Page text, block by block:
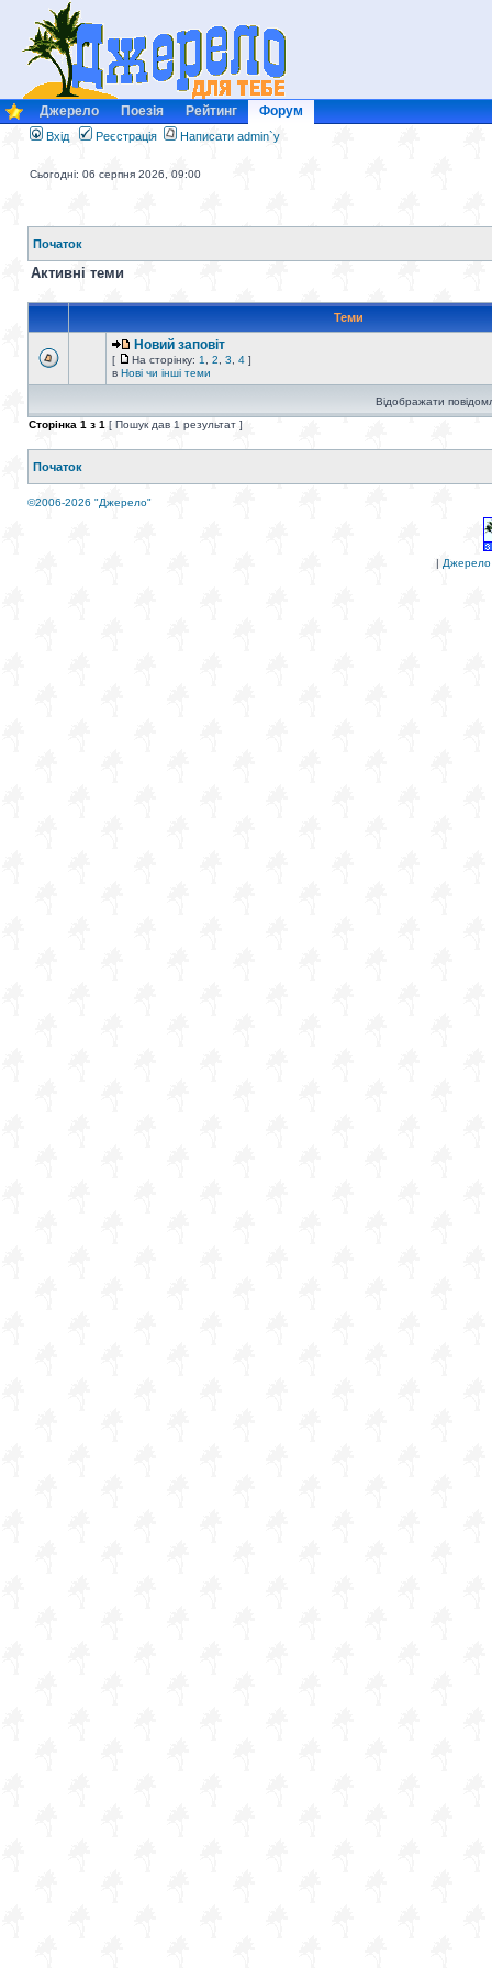
Джерело Поезія Рейтинг Форум
Вхід Реєстрація Написати admin`у
Сьогодні: 06 серпня 2026, 09:00
Початок
Активні теми
Теми
Новий заповіт
[ На сторінку: 1 2 3 4 ]
в Нові чи інші теми
Відображати
Сторінка 1 з 1 [ Пошук дав 1 результат ]
Початок
©2006-2026 "Джерело"
| Джерело